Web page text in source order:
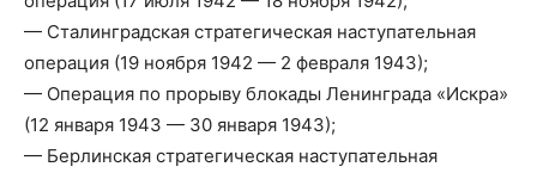
— Сталинградская стратегическая наступательная
операция (19 ноября 1942 — 2 февраля 1943);
— Операция по прорыву блокады Ленинграда «Искра»
(12 января 1943 — 30 января 1943);
— Берлинская стратегическая наступательная